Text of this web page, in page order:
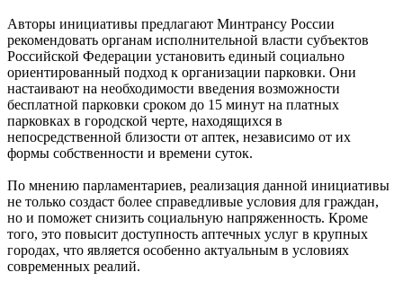
Авторы инициативы предлагают Минтрансу России
рекомендовать органам исполнительной власти субъектов
Российской Федерации установить единый социально
ориентированный подход к организации парковки. Они
настаивают на необходимости введения возможности
бесплатной парковки сроком до 15 минут на платных
парковках в городской черте, находящихся в
непосредственной близости от аптек, независимо от их
формы собственности и времени суток.
По мнению парламентариев, реализация данной инициативы
не только создаст более справедливые условия для граждан,
но и поможет снизить социальную напряженность. Кроме
того, это повысит доступность аптечных услуг в крупных
городах, что является особенно актуальным в условиях
современных реалий.